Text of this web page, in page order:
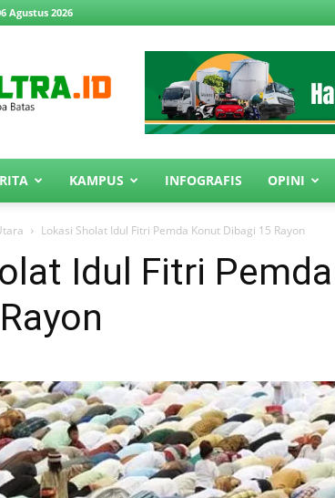
Agustus 2026
KAMPUS INFOGRAFIS OPINI
Lokasi Sholat Idul Fitri Pemda Konut Dibagi 15 Rayon
Idul Fitri